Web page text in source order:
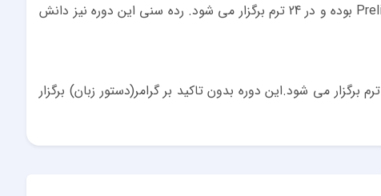
دوره Mastery پس از گذراندن دوره Preliminary بوده و در 24 ترم برگزار می شود. رده سنی این دوره نیز دانش
دوره sec مخصوص بزرگسالان بوده و در 16 ترم برگزار می شود.این دوره بدون تاکید بر گرامر(دستور زبان) برگزار